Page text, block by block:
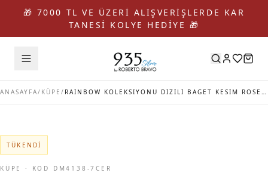
🎁 7000 TL VE ÜZERİ ALIŞVERİŞLERDE KAR
TANESİ KOLYE HEDİYE 🎁
ANASAYFA/ KÜPE / RAINBOW KOLEKSIYONU DIZILI BAGET KESIM ROSE ALTIN RENKLI GÜMÜŞ KÜPE
TÜKENDI
KÜPE · KOD DM4138-7CER